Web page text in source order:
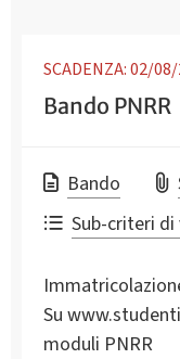
SCADENZA: 02/
Bando PNRR
Bando
Sub-criteri
Su
moduli PNRR